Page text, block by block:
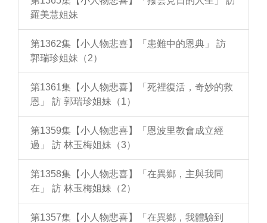
羅美慧姐妹
第1362集【小人物悲喜】「患難中的恩典」 訪
郭瑞珍姐妹（2）
第1361集【小人物悲喜】「死裡復活，奇妙的救
恩」 訪 郭瑞珍姐妹（1）
第1359集【小人物悲喜】「恩波里教會成立經
過」 訪 林玉梅姐妹（3）
第1358集【小人物悲喜】「在異鄉，主與我同
在」 訪 林玉梅姐妹（2）
第1357集【小人物悲喜】「在異鄉，我體驗到